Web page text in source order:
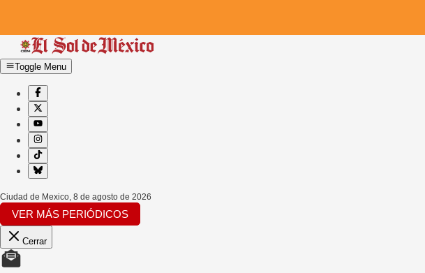
Toggle Menu
Ciudad de Mexico, 8 de agosto de 2026
VER MÁS PERIÓDICOS
Cerrar